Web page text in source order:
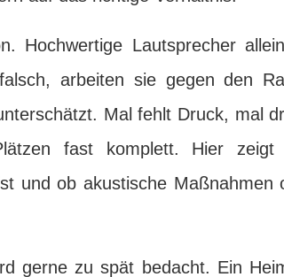
Hochwertige Lautsprecher
arbeiten sie gegen den
Mal fehlt Druck, mal
fast komplett. Hier zeigt
und ob akustische Maßnahmen
gerne zu spät bedacht. Ein